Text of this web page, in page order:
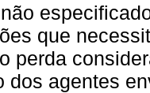
que
perda
dos agentes